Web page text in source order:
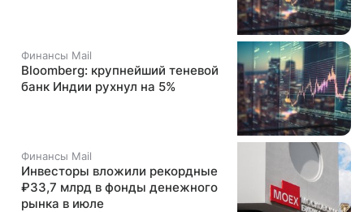
Финансы Mail
Bloomberg: крупнейший теневой
банк Индии рухнул на 5%
Финансы Mail
Инвесторы вложили рекордные
₽33,7 млрд в фонды денежного
рынка в июле